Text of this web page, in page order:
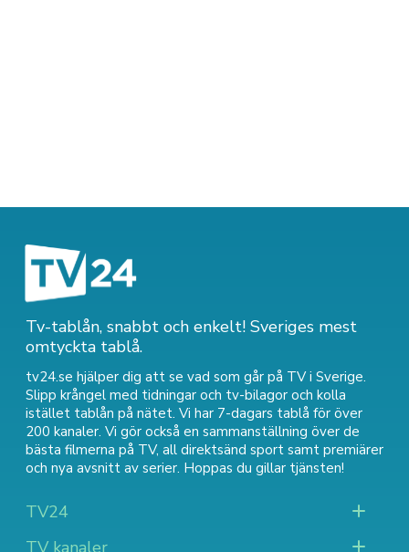
Tv-tablån, snabbt och enkelt! Sveriges mest
omtyckta tablå.
tv24.se hjälper dig att se vad som går på TV i Sverige.
Slipp krångel med tidningar och tv-bilagor och kolla
istället tablån på nätet. Vi har 7-dagars tablå för över
200 kanaler. Vi gör också en sammanställning över de
bästa filmerna på TV, all direktsänd sport samt premiärer
och nya avsnitt av serier. Hoppas du gillar tjänsten!
TV24
TV kanaler